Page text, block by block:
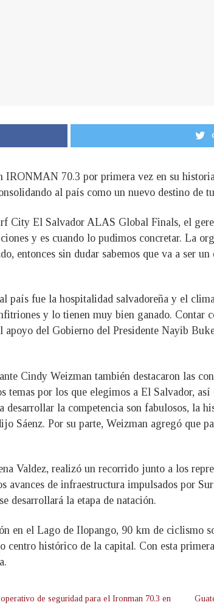
70.3 por primera vez en su
al país como un nuevo destino de
City El Salvador ALAS Global Finals, el
y es cuando lo pudimos concretar. La
entonces sin dudar sabemos que va a ser
país fue la hospitalidad salvadoreña y el
y lo tienen muy bien ganado. Contar
apoyo del Gobierno del Presidente Nayib
Cindy Weizman también destacaron las
temas por los que elegimos a El Salvador,
desarrollar la competencia son fabulosos, la
Sáenz. Por su parte, Weizman agregó que
Valdez, realizó un recorrido junto a los
de infraestructura impulsados por
desarrollará la etapa de natación.
el Lago de Ilopango, 90 km de ciclismo
histórico de la capital. Con esta
de seguridad para el Ironman 70.3 en